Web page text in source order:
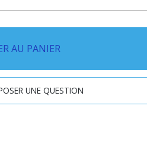
AU PANIER
UNE QUESTION